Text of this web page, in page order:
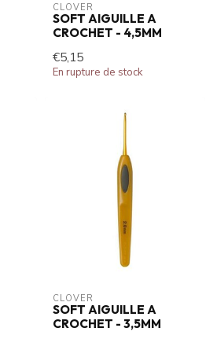
CLOVER
SOFT AIGUILLE A
CROCHET - 4,5MM
€5,15
En rupture de stock
CLOVER
SOFT AIGUILLE A
CROCHET - 3,5MM